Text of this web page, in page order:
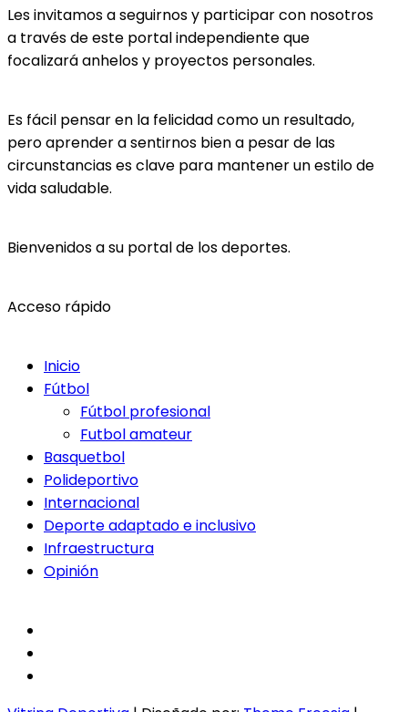
Les invitamos a seguirnos y participar con nosotros
a través de este portal independiente que
focalizará anhelos y proyectos personales.
Es fácil pensar en la felicidad como un resultado,
pero aprender a sentirnos bien a pesar de las
circunstancias es clave para mantener un estilo de
vida saludable.
Bienvenidos a su portal de los deportes.
Acceso rápido
Inicio
Fútbol
Fútbol profesional
Futbol amateur
Basquetbol
Polideportivo
Internacional
Deporte adaptado e inclusivo
Infraestructura
Opinión